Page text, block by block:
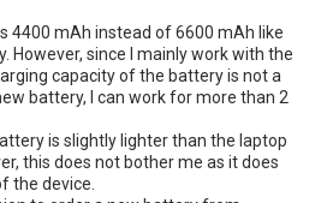
4400 mAh instead of 6600 mAh like
However, since I mainly work with the
capacity of the battery is not a
battery, I can work for more than 2
is slightly lighter than the laptop
this does not bother me as it does
the device.